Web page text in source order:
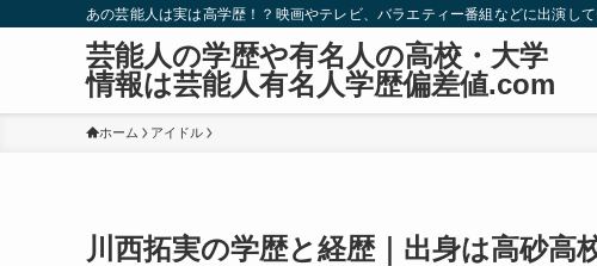
あの芸能人は実は高学歴！？映画やテレビ、バラエティー番組などに出演し
芸能人の学歴や有名人の高校・大学
情報は芸能人有名人学歴偏差値.com
ホーム アイドル
川西拓実の学歴と経歴｜出身は高砂高